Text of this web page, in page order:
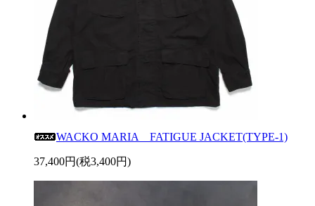
WACKO MARIA FATIGUE JACKET(TYPE-1)
37,400円(税3,400円)